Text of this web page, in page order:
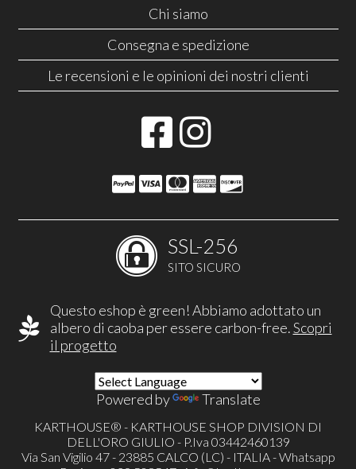
Chi siamo
Consegna e spedizione
Le recensioni e le opinioni dei nostri clienti
SSL-256
SITO SICURO
Questo eshop è green! Abbiamo adottato un
albero di caoba per essere carbon-free.Scopri
il progetto
Powered by Translate
KARTHOUSE® - KARTHOUSE SHOP DIVISION DI
DELL'ORO GIULIO - P.Iva 03442460139
Via San Vigilio 47 - 23885 CALCO (LC) - ITALIA - Whatsapp